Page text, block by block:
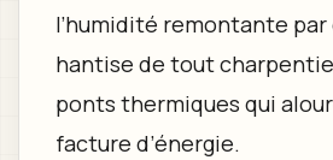
l’humidité remontante
hantise de tout
ponts thermiques qui
facture d’énergie.